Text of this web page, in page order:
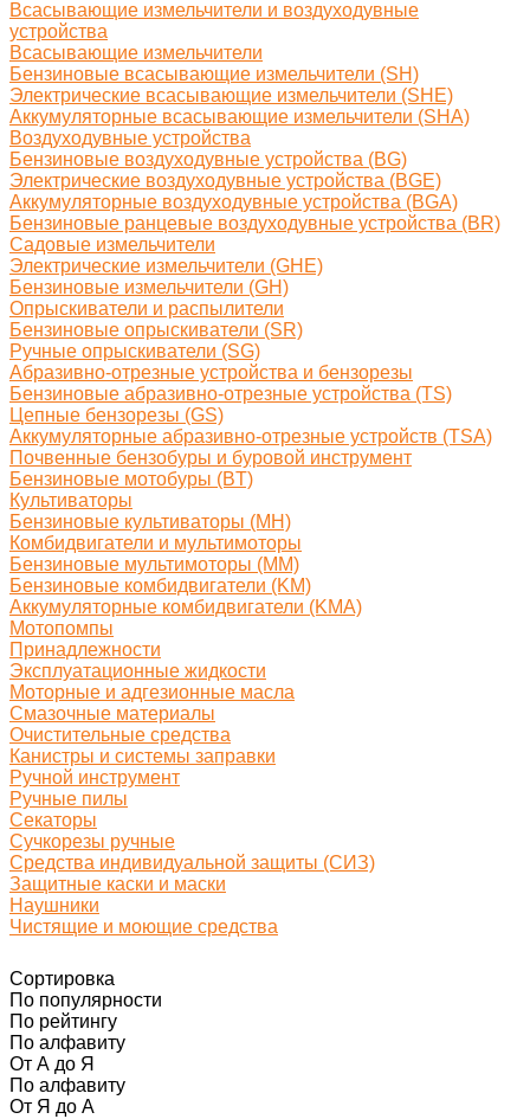
Всасывающие измельчители и воздуходувные
устройства
Всасывающие измельчители
Бензиновые всасывающие измельчители (SH)
Электрические всасывающие измельчители (SHE)
Аккумуляторные всасывающие измельчители (SHA)
Воздуходувные устройства
Бензиновые воздуходувные устройства (BG)
Электрические воздуходувные устройства (BGE)
Аккумуляторные воздуходувные устройства (BGA)
Бензиновые ранцевые воздуходувные устройства (BR)
Садовые измельчители
Электрические измельчители (GHE)
Бензиновые измельчители (GH)
Опрыскиватели и распылители
Бензиновые опрыскиватели (SR)
Ручные опрыскиватели (SG)
Абразивно-отрезные устройства и бензорезы
Бензиновые абразивно-отрезные устройства (TS)
Цепные бензорезы (GS)
Аккумуляторные абразивно-отрезные устройств (TSA)
Почвенные бензобуры и буровой инструмент
Бензиновые мотобуры (BT)
Культиваторы
Бензиновые культиваторы (MH)
Комбидвигатели и мультимоторы
Бензиновые мультимоторы (MM)
Бензиновые комбидвигатели (KM)
Аккумуляторные комбидвигатели (KMA)
Мотопомпы
Принадлежности
Эксплуатационные жидкости
Моторные и адгезионные масла
Смазочные материалы
Очистительные средства
Канистры и системы заправки
Ручной инструмент
Ручные пилы
Секаторы
Сучкорезы ручные
Средства индивидуальной защиты (СИЗ)
Защитные каски и маски
Наушники
Чистящие и моющие средства
Сортировка
По популярности
По рейтингу
По алфавиту
От А до Я
По алфавиту
От Я до А